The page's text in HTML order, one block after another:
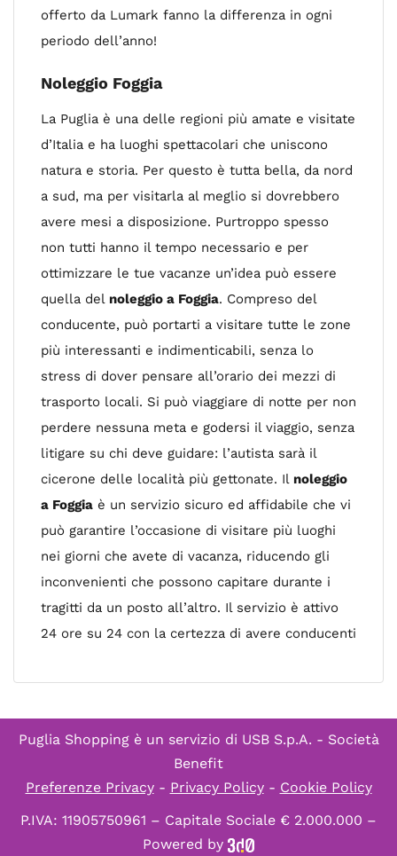
offerto da Lumark fanno la differenza in ogni
periodo dell’anno!
Noleggio Foggia
La Puglia è una delle regioni più amate e visitate
d’Italia e ha luoghi spettacolari che uniscono
natura e storia. Per questo è tutta bella, da nord
a sud, ma per visitarla al meglio si dovrebbero
avere mesi a disposizione. Purtroppo spesso
non tutti hanno il tempo necessario e per
ottimizzare le tue vacanze un’idea può essere
quella del noleggio a Foggia. Compreso del
conducente, può portarti a visitare tutte le zone
più interessanti e indimenticabili, senza lo
stress di dover pensare all’orario dei mezzi di
trasporto locali. Si può viaggiare di notte per non
perdere nessuna meta e godersi il viaggio, senza
litigare su chi deve guidare: l’autista sarà il
cicerone delle località più gettonate. Il noleggio
a Foggia è un servizio sicuro ed affidabile che vi
può garantire l’occasione di visitare più luoghi
nei giorni che avete di vacanza, riducendo gli
inconvenienti che possono capitare durante i
tragitti da un posto all’altro. Il servizio è attivo
24 ore su 24 con la certezza di avere conducenti
Puglia Shopping è un servizio di USB S.p.A. - Società
Benefit
Preferenze Privacy- Privacy Policy- Cookie Policy
P.IVA: 11905750961 – Capitale Sociale € 2.000.000 –
Powered by